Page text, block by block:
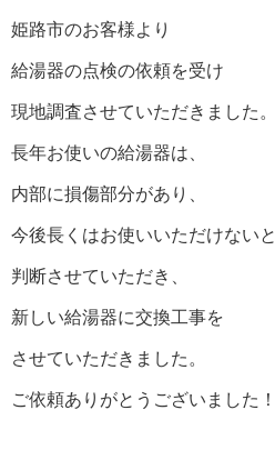
姫路市のお客様より
給湯器の点検の依頼を受け
現地調査させていただきました。
長年お使いの給湯器は、
内部に損傷部分があり、
今後長くはお使いいただけないと
判断させていただき、
新しい給湯器に交換工事を
させていただきました。
ご依頼ありがとうございました！